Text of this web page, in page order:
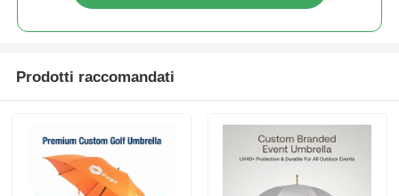
Prodotti raccomandati